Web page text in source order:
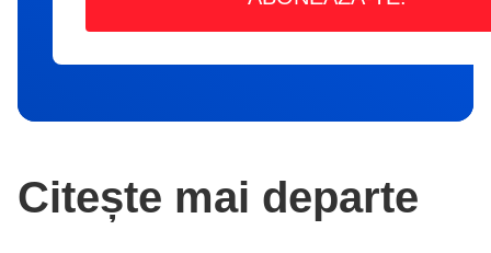
Citește mai departe